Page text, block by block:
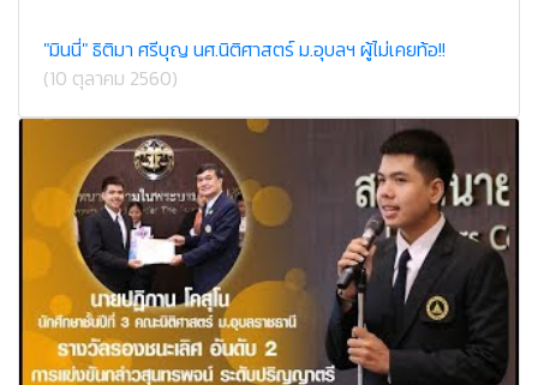
"มินนี่" ธิติมา ศรีบุญ นศ.นิติศาสตร์ ม.อุบลฯ ผู้ไม่เคยท้อ!!
(10 ตุลาคม 2560)